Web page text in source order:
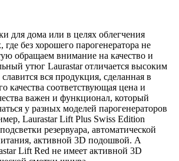
для дома или в целях облегчения
где без хорошего парогенератора не
обращаем внимание на качество и
утюг Laurastar отличается высоким
вся продукция, сделанная в
качества соответствующая цена и
важен и функционал, который
у разных моделей парогенераторов
Laurastar Lift Plus Swiss Edition
резервуара, автоматической
активной 3D подошвой. А
Lift Red не имеет активной 3D